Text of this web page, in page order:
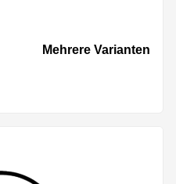
Mehrere Varianten